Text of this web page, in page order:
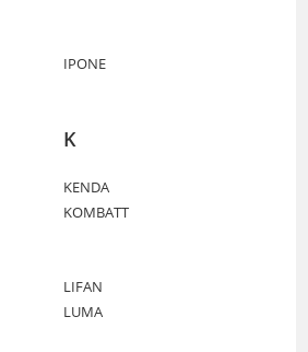
IPONE
K
KENDA
KOMBATT
LIFAN
LUMA